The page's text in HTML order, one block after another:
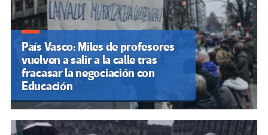
País Vasco: Miles de profesores
vuelven a salir a la calle tras
fracasar la negociación con
Educación